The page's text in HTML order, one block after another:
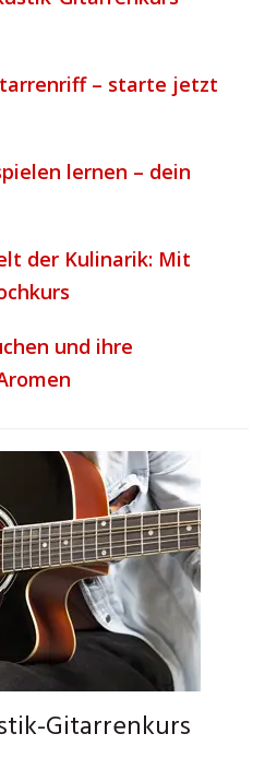
– starte jetzt
lernen – dein
der Kulinarik: Mit
und ihre
Gitarrenkurs